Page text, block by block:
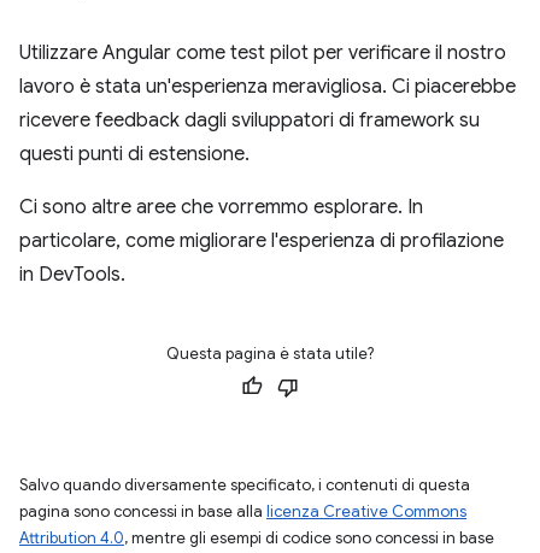
Utilizzare Angular come test pilot per verificare il nostro
lavoro è stata un'esperienza meravigliosa. Ci piacerebbe
ricevere feedback dagli sviluppatori di framework su
questi punti di estensione.
Ci sono altre aree che vorremmo esplorare. In
particolare, come migliorare l'esperienza di profilazione
in DevTools.
Questa pagina è stata utile?
Salvo quando diversamente specificato, i contenuti di questa
pagina sono concessi in base alla licenza Creative Commons
Attribution 4.0, mentre gli esempi di codice sono concessi in base